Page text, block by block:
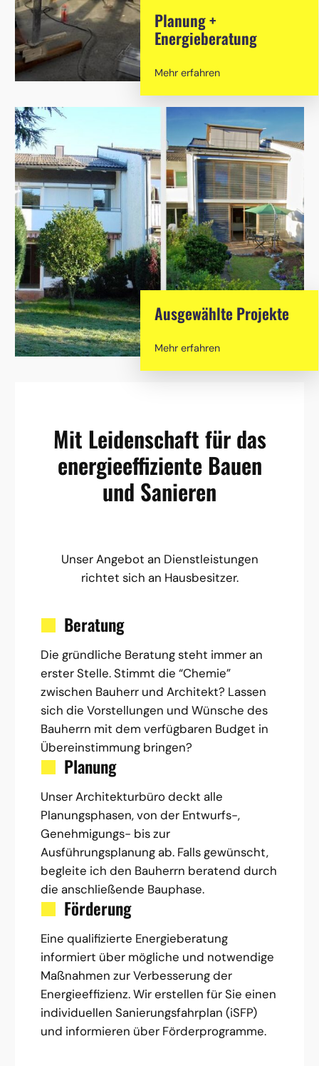
Planung +
Energieberatung
Mehr erfahren
Ausgewählte Projekte
Mehr erfahren
Mit Leidenschaft für das
energieeffiziente Bauen
und Sanieren
Unser Angebot an Dienstleistungen
richtet sich an Hausbesitzer.
Beratung
Die gründliche Beratung steht immer an
erster Stelle. Stimmt die “Chemie”
zwischen Bauherr und Architekt? Lassen
sich die Vorstellungen und Wünsche des
Bauherrn mit dem verfügbaren Budget in
Übereinstimmung bringen?
Planung
Unser Architekturbüro deckt alle
Planungsphasen, von der Entwurfs-,
Genehmigungs- bis zur
Ausführungsplanung ab. Falls gewünscht,
begleite ich den Bauherrn beratend durch
die anschließende Bauphase.
Förderung
Eine qualifizierte Energieberatung
informiert über mögliche und notwendige
Maßnahmen zur Verbesserung der
Energieeffizienz. Wir erstellen für Sie einen
individuellen Sanierungsfahrplan (iSFP)
und informieren über Förderprogramme.